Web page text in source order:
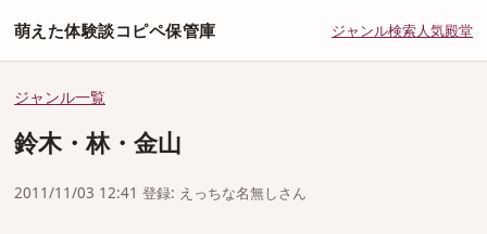
萌えた体験談コピペ保管庫 ジャンル検索人気殿堂
ジャンル一覧
鈴木・林・金山
2011/11/03 12:41 登録: えっちな名無しさん